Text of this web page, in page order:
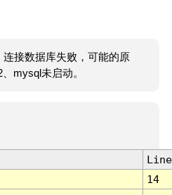
接数据库失败，可能的原
mysql未启动。
Line
14